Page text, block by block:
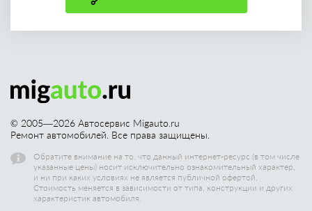
© 2005—2026 Автосервис Migauto.ru
Ремонт автомобилей. Все права защищены.
Обратите внимание на то, что данный интернет-ресурс (в том числе
указанные цены) носит исключительно ознакомительный характер,
и ни при каких условиях не является публичной офертой.
Стоимость меняется в зависимости от типа, конструкции и других
характеристик автомобиля.